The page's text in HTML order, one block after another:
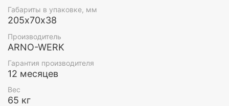
Вы можете регулировать угол наклона спинки,
вплоть до полноценной кровати. В состояние
перекладине с помощью фиксаторов.
Габариты в упаковке, мм
205х70х38
Производитель
ARNO-WERK
Гарантия производителя
12 месяцев
Вес
65 кг